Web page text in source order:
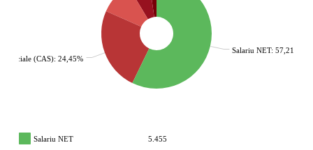
Salariu NET: 57,21%
Sociale (CAS): 24,45%
Salariu NET 5.455